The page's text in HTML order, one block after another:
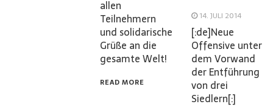
allen
Teilnehmern
und solidarische
Grüße an die
gesamte Welt!
READ MORE
14. JULI 2014
[:de]Neue
Offensive unter
dem Vorwand
der Entführung
von drei
Siedlern[:]